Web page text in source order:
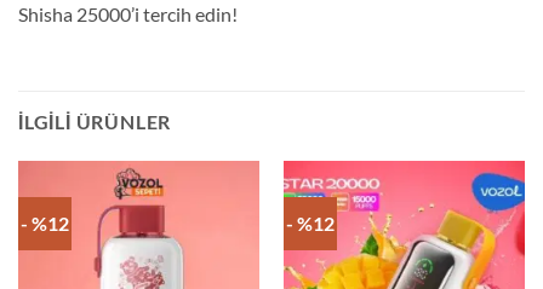
Shisha 25000’i tercih edin!
İLGILI ÜRÜNLER
- %12 - %12